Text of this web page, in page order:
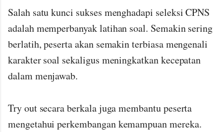
Salah satu kunci sukses menghadapi seleksi CPNS
adalah memperbanyak latihan soal. Semakin sering
berlatih, peserta akan semakin terbiasa mengenali
karakter soal sekaligus meningkatkan kecepatan
dalam menjawab.
Try out secara berkala juga membantu peserta
mengetahui perkembangan kemampuan mereka.